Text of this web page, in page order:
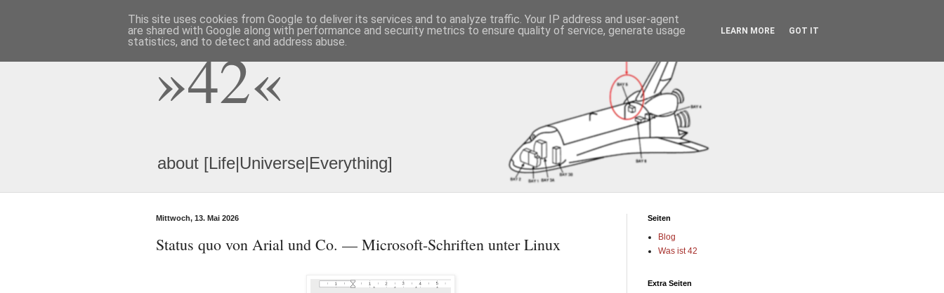
»42«
about [Life|Universe|Everything]
Mittwoch, 13. Mai 2026
Status quo von Arial und Co. — Microsoft-Schriften unter Linux
Seiten
Blog
Was ist 42
Extra Seiten
This site uses cookies from Google to deliver its services and to analyze traffic. Your IP address and user-agent
are shared with Google along with performance and security metrics to ensure quality of service, generate usage
statistics, and to detect and address abuse.
LEARN MORE GOT IT